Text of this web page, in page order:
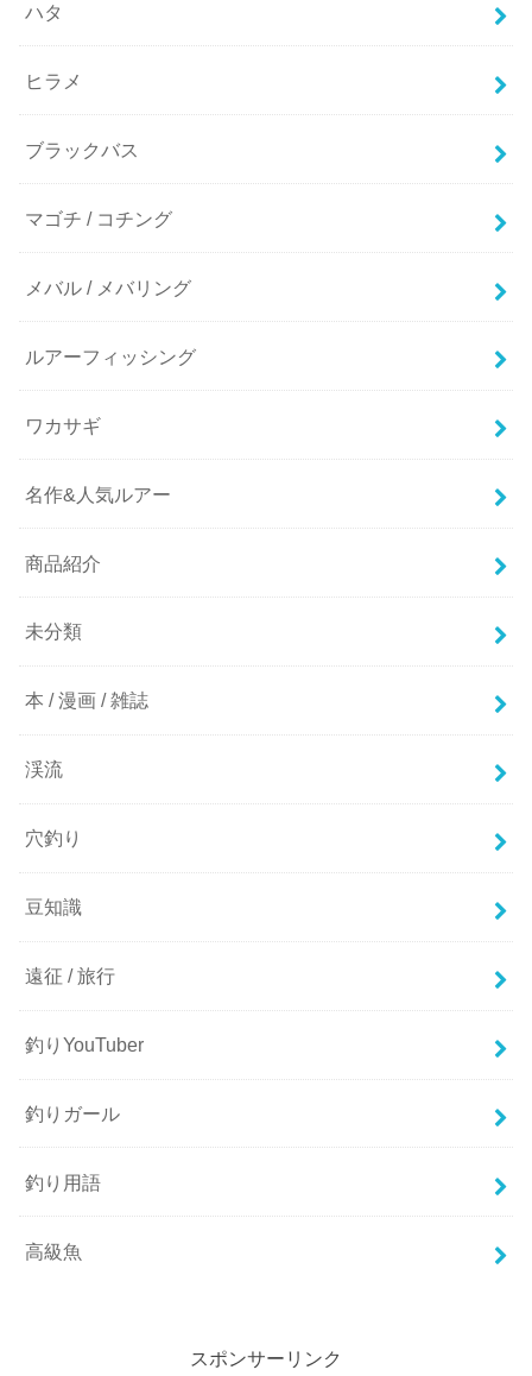
ハタ
ヒラメ
ブラックバス
マゴチ / コチング
メバル / メバリング
ルアーフィッシング
ワカサギ
名作&人気ルアー
商品紹介
未分類
本 / 漫画 / 雑誌
渓流
穴釣り
豆知識
遠征 / 旅行
釣りYouTuber
釣りガール
釣り用語
高級魚
スポンサーリンク